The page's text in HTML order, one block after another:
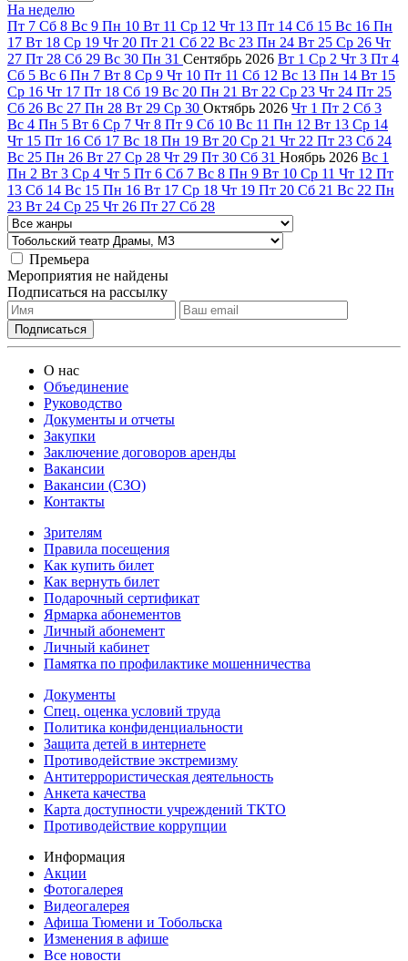
На неделю
Пт 7 Сб 8 Вс 9 Пн 10 Вт 11 Ср 12 Чт 13 Пт 14 Сб 15 Вс 16 Пн
17 Вт 18 Ср 19 Чт 20 Пт 21 Сб 22 Вс 23 Пн 24 Вт 25 Ср 26 Чт
27 Пт 28 Сб 29 Вс 30 Пн 31 Сентябрь 2026 Вт 1 Ср 2 Чт 3 Пт 4
Сб 5 Вс 6 Пн 7 Вт 8 Ср 9 Чт 10 Пт 11 Сб 12 Вс 13 Пн 14 Вт 15
Ср 16 Чт 17 Пт 18 Сб 19 Вс 20 Пн 21 Вт 22 Ср 23 Чт 24 Пт 25
Сб 26 Вс 27 Пн 28 Вт 29 Ср 30 Октябрь 2026 Чт 1 Пт 2 Сб 3
Вс 4 Пн 5 Вт 6 Ср 7 Чт 8 Пт 9 Сб 10 Вс 11 Пн 12 Вт 13 Ср 14
Чт 15 Пт 16 Сб 17 Вс 18 Пн 19 Вт 20 Ср 21 Чт 22 Пт 23 Сб 24
Вс 25 Пн 26 Вт 27 Ср 28 Чт 29 Пт 30 Сб 31 Ноябрь 2026 Вс 1
Пн 2 Вт 3 Ср 4 Чт 5 Пт 6 Сб 7 Вс 8 Пн 9 Вт 10 Ср 11 Чт 12 Пт
13 Сб 14 Вс 15 Пн 16 Вт 17 Ср 18 Чт 19 Пт 20 Сб 21 Вс 22 Пн
23 Вт 24 Ср 25 Чт 26 Пт 27 Сб 28
Премьера
Мероприятия не найдены
Подписаться на рассылку
О нас
Объединение
Руководство
Документы и отчеты
Закупки
Заключение договоров аренды
Вакансии
Вакансии (СЗО)
Контакты
Зрителям
Правила посещения
Как купить билет
Как вернуть билет
Подарочный сертификат
Ярмарка абонементов
Личный абонемент
Личный кабинет
Памятка по профилактике мошенничества
Документы
Спец. оценка условий труда
Политика конфиденциальности
Защита детей в интернете
Противодействие экстремизму
Антитеррористическая деятельность
Анкета качества
Карта доступности учреждений ТКТО
Противодействие коррупции
Информация
Акции
Фотогалерея
Видеогалерея
Афиша Тюмени и Тобольска
Изменения в афише
Все новости